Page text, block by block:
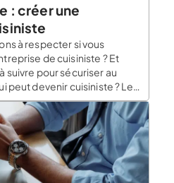
: créer une
à respecter si vous
de cuisiniste ? Et
suivre pour sécuriser au
peut devenir cuisiniste ? Les
entreprise de cuisiniste
l’ouverture d’une
devez avoir la capacité